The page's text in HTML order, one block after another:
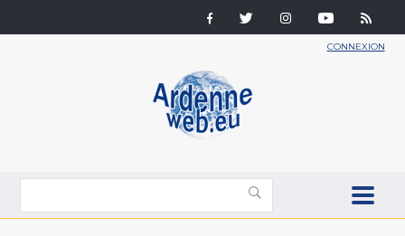
CONNEXION